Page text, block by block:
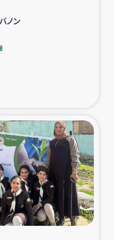
ー（カカオ）事業
ノン